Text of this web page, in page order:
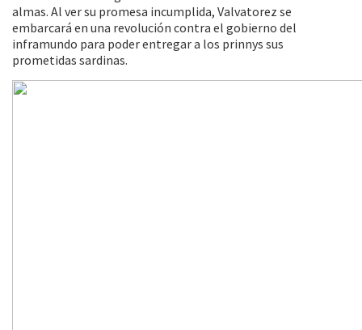
almas. Al ver su promesa incumplida, Valvatorez se
embarcará en una revolución contra el gobierno del
inframundo para poder entregar a los prinnys sus
prometidas sardinas.